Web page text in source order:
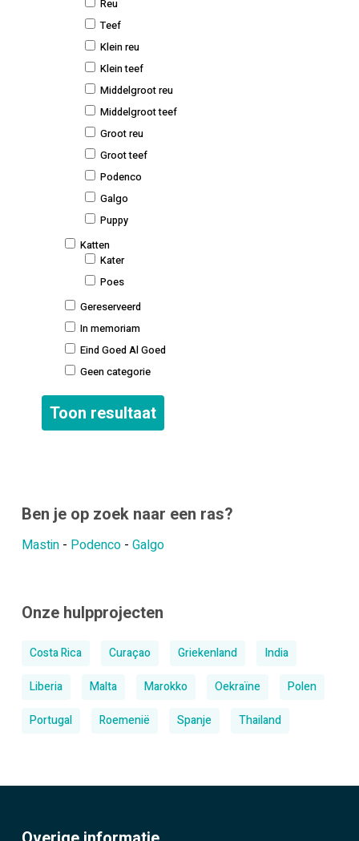
Reu
Teef
Klein reu
Klein teef
Middelgroot reu
Middelgroot teef
Groot reu
Groot teef
Podenco
Galgo
Puppy
Katten
Kater
Poes
Gereserveerd
In memoriam
Eind Goed Al Goed
Geen categorie
Ben je op zoek naar een ras?
Mastin- Podenco- Galgo
Onze hulpprojecten
Costa Rica Curaçao Griekenland
India
Liberia
Malta Marokko Oekraïne
Polen
Portugal
Roemenië Spanje Thailand